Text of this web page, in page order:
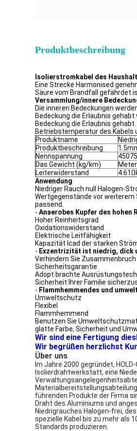
Produktbeschreibung
Isolierstromkabel des
Eine Strecke Harmonised
Säure vom Brandfall gefährdet
Versammlung/innere
Die inneren Bedeckungen
Bedeckung die Erlaubnis
Bedeckung die Erlaubnis
Betriebstemperatur des Kabels
Produktname
Produktbeschreibung
Nennspannung
Das Gewicht (kg/km)
Leiterwiderstand
Anwendung
Niedriger Rauch null Halogen-
Wertgegenstände vor weiterem
passend.
- Anaerobes Kupfer des hohen
Hoher Reinheitsgrad
Oxidationswiderstand
Elektrische Leitfähigkeit
Kapazität lcad der starken
- Exzentrizität ist niedrig, dick
Verhindern Sie Zusammenbruch
Sicherheitsgarantie
Adopt brachte
Sicherheit Ihrer Familie
- Flammhemmendes und
Umweltschutz
Flexibel
Flammhemmend
Benutzen Sie
glatte Farbe, Sicherheit und
Wir sind eine Fertigung
Wir begrüßen herzlichst
Über uns
Im Jahre 2000 gegründet,
Isolierdrahtwerkstatt, eine
führenden Produkte der Firma
Draht des Aluminiums und
Niedrigrauches Halogen-frei,
spezielle Kabel bis zu mehr als
Standards produzieren.